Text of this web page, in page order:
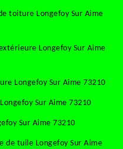
toiture Longefoy Sur Aime
Longefoy Sur Aime
Longefoy Sur Aime 73210
Sur Aime 73210
Sur Aime 73210
de tuile Longefoy Sur Aime